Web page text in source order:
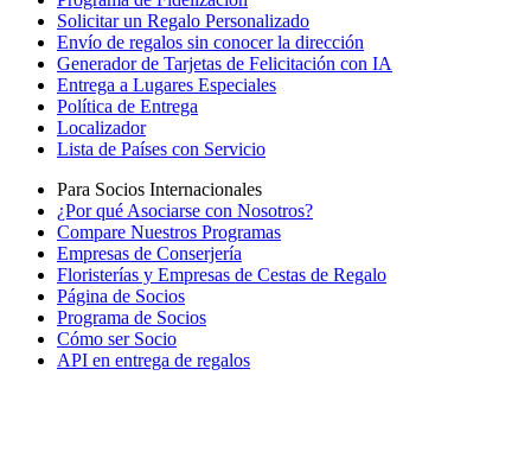
Solicitar un Regalo Personalizado
Envío de regalos sin conocer la dirección
Generador de Tarjetas de Felicitación con IA
Entrega a Lugares Especiales
Política de Entrega
Localizador
Lista de Países con Servicio
Para Socios Internacionales
¿Por qué Asociarse con Nosotros?
Compare Nuestros Programas
Empresas de Conserjería
Floristerías y Empresas de Cestas de Regalo
Página de Socios
Programa de Socios
Cómo ser Socio
API en entrega de regalos